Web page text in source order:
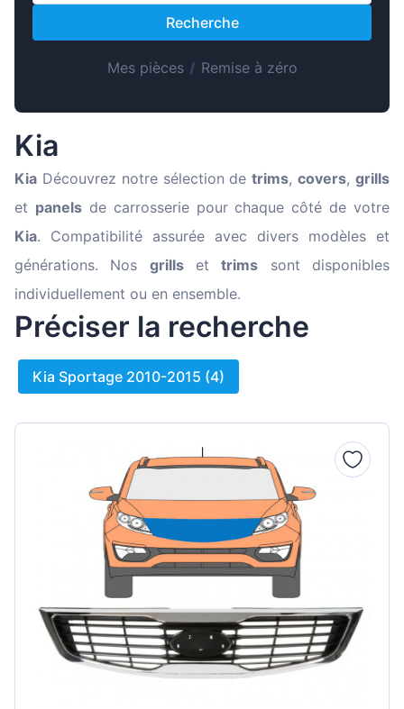
Magyar
Hrvatski
Slovenčina
Recherche
Mes pièces/ Remise à zéro
Kia
Kia Découvrez notre sélection detrims,covers,grills
et panelsde carrosserie pour chaque côté de votre
Kia. Compatibilité assurée avec divers modèles et
générations. Nos grillsettrims sont disponibles
individuellement ou en ensemble.
Préciser la recherche
Kia Sportage 2010-2015 (4)